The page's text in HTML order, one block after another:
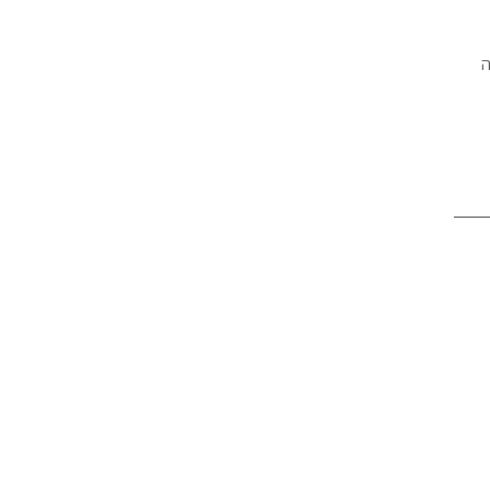
למעלה מ 30 שנה